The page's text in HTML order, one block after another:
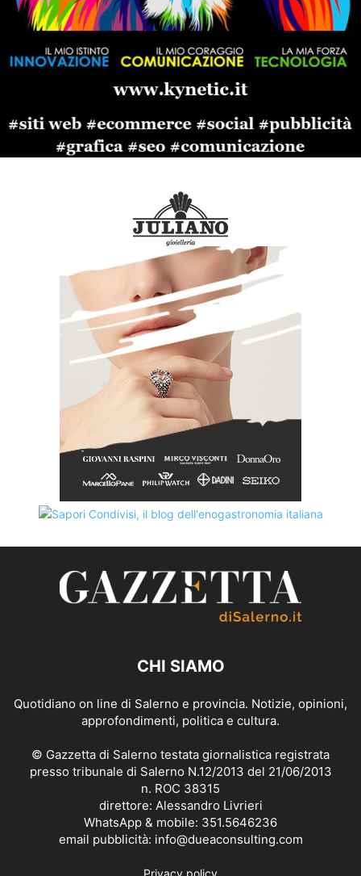
CHI SIAMO
Quotidiano on line di Salerno e provincia. Notizie, opinioni,
approfondimenti, politica e cultura.
© Gazzetta di Salerno testata giornalistica registrata
presso tribunale di Salerno N.12/2013 del 21/06/2013
n. ROC 38315
direttore: Alessandro Livrieri
WhatsApp & mobile: 351.5646236
email pubblicità: info@dueaconsulting.com
Privacy policy